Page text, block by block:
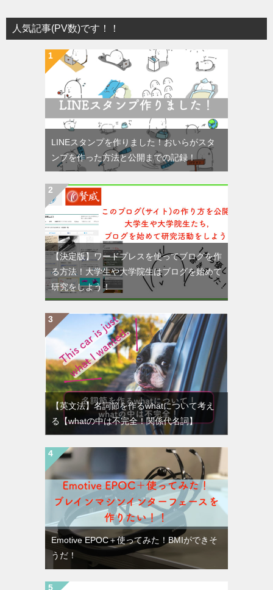
人気記事(PV数)です！！
LINEスタンプを作りました！おいらがスタ
ンプを作った方法と公開までの記録！
【決定版】ワードプレスを使ってブログを作
る方法！大学生や大学院生はブログを始めて
研究をしよう！
【英文法】名詞節を作るwhatについて考え
る【whatの中は不完全！関係代名詞】
Emotive EPOC＋使ってみた！BMIができそ
うだ！